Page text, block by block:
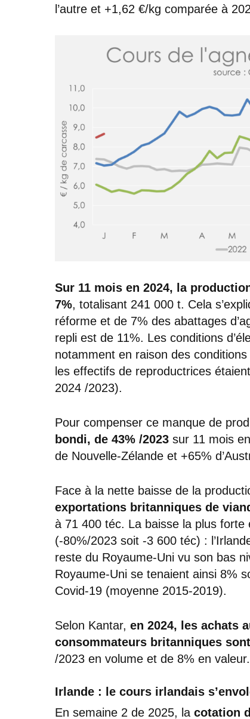
l’autre et +1,62 €/kg comparée à
Sur 11 mois en 2024, la
7%, totalisant 241 000 t. Cela
réforme et de 7% des abattages
repli est de 11%. Les conditions
notamment en raison des
les effectifs de reproductrices
2024 /2023).
Pour compenser ce manque de
bondi, de 43% /2023 sur 11 mois
de Nouvelle-Zélande et +65%
Face à la nette baisse de la
exportations britanniques de
à 71 400 téc. La baisse la plus forte
(-80%/2023 soit -3 600 téc) :
reste du Royaume-Uni vu son bas
Royaume-Uni se tenaient ainsi 8%
Covid-19 (moyenne 2015-2019).
Selon Kantar, en 2024, les achats
consommateurs britanniques
/2023 en volume et de 8% en valeur.
Irlande : le cours irlandais
En semaine 2 de 2025, la cotation